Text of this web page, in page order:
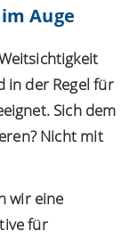
Auge
in der Regel für
Sich dem
Nicht mit
wir eine
für